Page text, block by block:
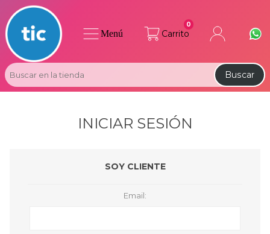
Carrito
0
Buscar
Menú
INICIAR SESIÓN
SOY CLIENTE
Email: